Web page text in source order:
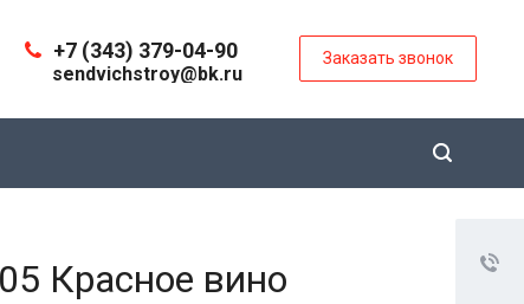
+7 (343) 379-04-90
sendvichstroy@bk.ru
Заказать звонок
Красное вино